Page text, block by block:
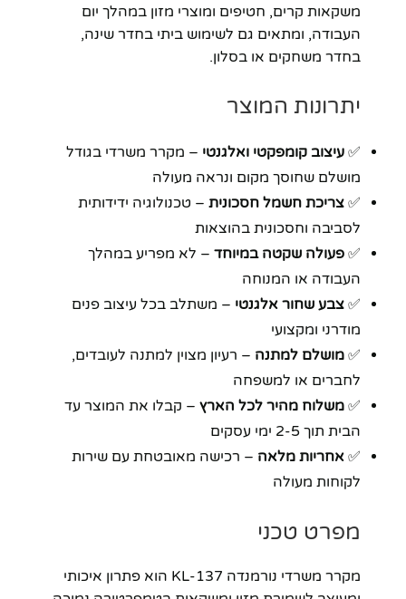
משקאות קרים, חטיפים ומוצרי מזון במהלך יום
העבודה, ומתאים גם לשימוש ביתי בחדר שינה,
בחדר משחקים או בסלון.
יתרונות המוצר
✅ עיצוב קומפקטי ואלגנטי – מקרר משרדי בגודל
מושלם שחוסך מקום ונראה מעולה
✅ צריכת חשמל חסכונית – טכנולוגיה ידידותית
לסביבה וחסכונית בהוצאות
✅ פעולה שקטה במיוחד – לא מפריע במהלך
העבודה או המנוחה
✅ צבע שחור אלגנטי – משתלב בכל עיצוב פנים
מודרני ומקצועי
✅ מושלם למתנה – רעיון מצוין למתנה לעובדים,
לחברים או למשפחה
✅ משלוח מהיר לכל הארץ – קבלו את המוצר עד
הבית תוך 2-5 ימי עסקים
✅ אחריות מלאה – רכישה מאובטחת עם שירות
לקוחות מעולה
מפרט טכני
מקרר משרדי נורמנדה KL-137 הוא פתרון איכותי